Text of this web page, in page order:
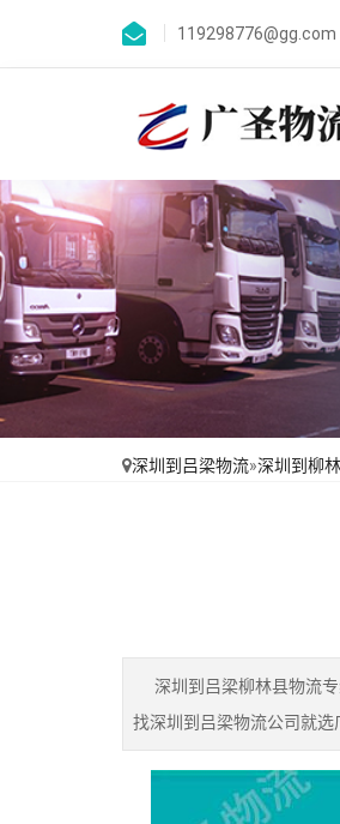
119298776@gg.com
深圳到吕梁物流»深圳到柳
深圳到吕梁柳林县物流专
找深圳到吕梁物流公司就选